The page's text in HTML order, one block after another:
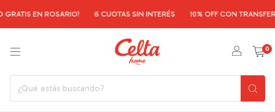
EN ROSARIO! 6 CUOTAS SIN INTERÉS 10% OFF CON
0